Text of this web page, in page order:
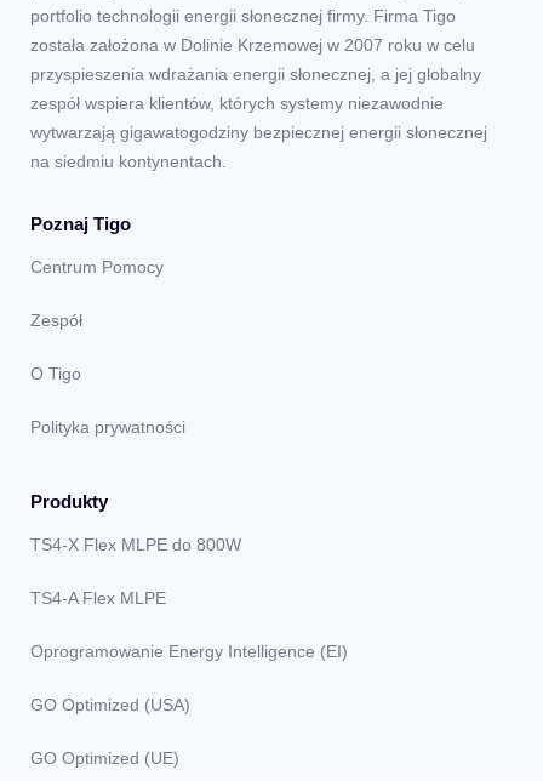
portfolio technologii energii słonecznej firmy. Firma Tigo
została założona w Dolinie Krzemowej w 2007 roku w celu
przyspieszenia wdrażania energii słonecznej, a jej globalny
zespół wspiera klientów, których systemy niezawodnie
wytwarzają gigawatogodziny bezpiecznej energii słonecznej
na siedmiu kontynentach.
Poznaj Tigo
Centrum Pomocy
Zespół
O Tigo
Polityka prywatności
Produkty
TS4-X Flex MLPE do 800W
TS4-A Flex MLPE
Oprogramowanie Energy Intelligence (EI)
GO Optimized (USA)
GO Optimized (UE)